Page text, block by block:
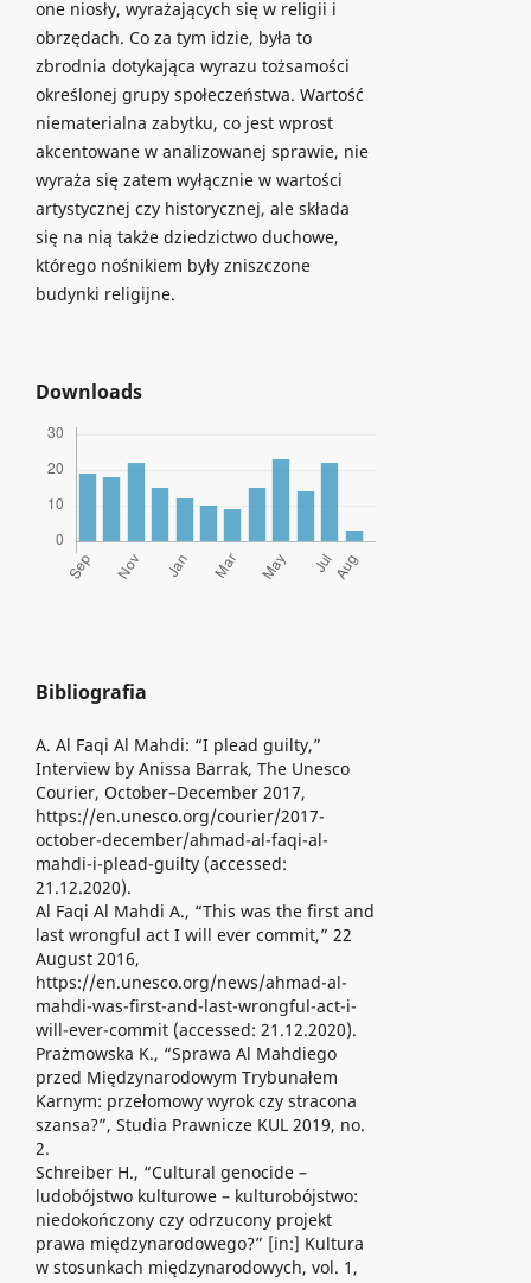
one niosły, wyrażających się w religii i
obrzędach. Co za tym idzie, była to
zbrodnia dotykająca wyrazu tożsamości
określonej grupy społeczeństwa. Wartość
niematerialna zabytku, co jest wprost
akcentowane w analizowanej sprawie, nie
wyraża się zatem wyłącznie w wartości
artystycznej czy historycznej, ale składa
się na nią także dziedzictwo duchowe,
którego nośnikiem były zniszczone
budynki religijne.
Downloads
Bibliografia
A. Al Faqi Al Mahdi: “I plead guilty,”
Interview by Anissa Barrak, The Unesco
Courier, October–December 2017,
https://en.unesco.org/courier/2017-
october-december/ahmad-al-faqi-al-
mahdi-i-plead-guilty (accessed:
21.12.2020).
Al Faqi Al Mahdi A., “This was the first and
last wrongful act I will ever commit,” 22
August 2016,
https://en.unesco.org/news/ahmad-al-
mahdi-was-first-and-last-wrongful-act-i-
will-ever-commit (accessed: 21.12.2020).
Prażmowska K., “Sprawa Al Mahdiego
przed Międzynarodowym Trybunałem
Karnym: przełomowy wyrok czy stracona
szansa?”, Studia Prawnicze KUL 2019, no.
2.
Schreiber H., “Cultural genocide –
ludobójstwo kulturowe – kulturobójstwo:
niedokończony czy odrzucony projekt
prawa międzynarodowego?” [in:] Kultura
w stosunkach międzynarodowych, vol. 1,